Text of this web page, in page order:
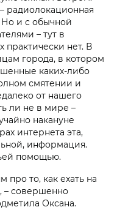
радиолокационная
и с обычной
– тут в
нет. В
города, в котором
каких-либо
смятении и
от нашего
ли не в мире –
накануне
интернета эта,
информация.
помощью.
то, как ехать на
– совершенно
Оксана.